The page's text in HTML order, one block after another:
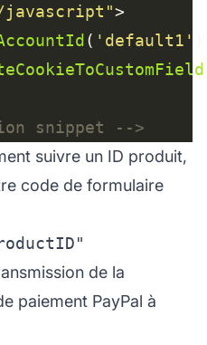
( 'default1'
snippet -->
suivre un ID produit,
code de formulaire
de la
paiement PayPal à